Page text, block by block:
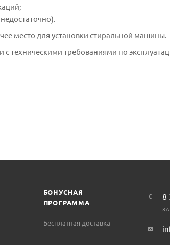
место для установки стиральной машины.
с техническими требованиями по
БОНУСНАЯ
ПРОГРАММА
Бесплатная доставка
8